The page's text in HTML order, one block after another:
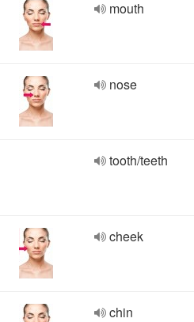
mouth
nose
tooth/teeth
cheek
chin